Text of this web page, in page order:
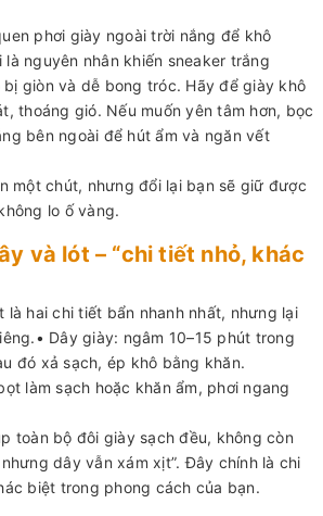
phơi giày ngoài trời nắng để khô
nguyên nhân khiến sneaker trắng
bị giòn và dễ bong tróc. Hãy để giày khô
thoáng gió. Nếu muốn yên tâm hơn, bọc
bên ngoài để hút ẩm và ngăn vết
một chút, nhưng đổi lại bạn sẽ giữ được
lo ố vàng.
và lót – “chi tiết nhỏ, khác
là hai chi tiết bẩn nhanh nhất, nhưng lại
Dây giày: ngâm 10–15 phút trong
đó xả sạch, ép khô bằng khăn.
làm sạch hoặc khăn ẩm, phơi ngang
toàn bộ đôi giày sạch đều, không còn
dây vẫn xám xịt”. Đây chính là chi
biệt trong phong cách của bạn.